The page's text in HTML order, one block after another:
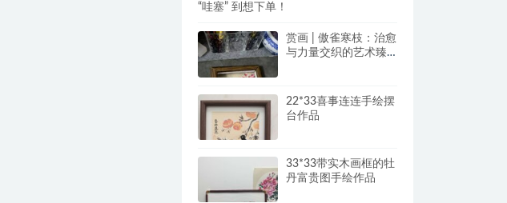
“哇塞” 到想下单！
赏画 | 傲雀寒枝：治愈
与力量交织的艺术臻
22*33喜事连连手绘摆
台作品
33*33带实木画框的牡
丹富贵图手绘作品